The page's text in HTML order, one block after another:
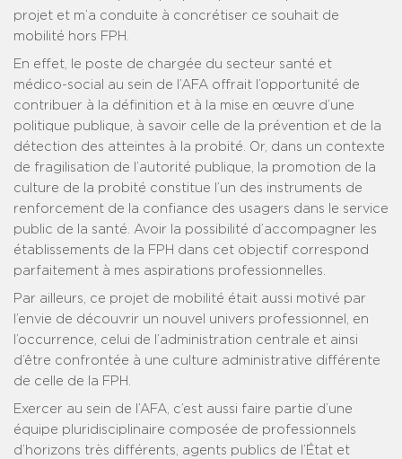
projet et m’a conduite à concrétiser ce souhait de
mobilité hors FPH.
En effet, le poste de chargée du secteur santé et
médico-social au sein de l’AFA offrait l’opportunité de
contribuer à la définition et à la mise en œuvre d’une
politique publique, à savoir celle de la prévention et de la
détection des atteintes à la probité. Or, dans un contexte
de fragilisation de l’autorité publique, la promotion de la
culture de la probité constitue l’un des instruments de
renforcement de la confiance des usagers dans le service
public de la santé. Avoir la possibilité d’accompagner les
établissements de la FPH dans cet objectif correspond
parfaitement à mes aspirations professionnelles.
Par ailleurs, ce projet de mobilité était aussi motivé par
l’envie de découvrir un nouvel univers professionnel, en
l’occurrence, celui de l’administration centrale et ainsi
d’être confrontée à une culture administrative différente
de celle de la FPH.
Exercer au sein de l’AFA, c’est aussi faire partie d’une
équipe pluridisciplinaire composée de professionnels
d’horizons très différents, agents publics de l’État et